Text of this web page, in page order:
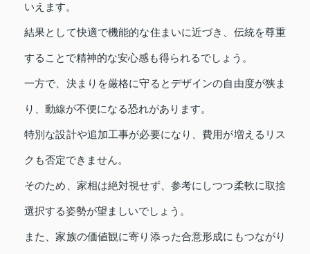
いえます。
結果として快適で機能的な住まいに近づき、伝統を尊重
することで精神的な安心感も得られるでしょう。
一方で、決まりを厳格に守るとデザインの自由度が狭ま
り、動線が不便になる恐れがあります。
特別な設計や追加工事が必要になり、費用が増えるリス
クも否定できません。
そのため、家相は絶対視せず、参考にしつつ柔軟に取捨
選択する姿勢が望ましいでしょう。
また、家族の価値観に寄り添った合意形成にもつながり